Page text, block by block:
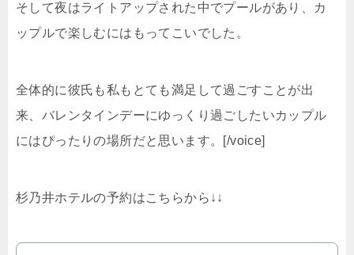
そして夜はライトアップされた中でプールがあり、カ
ップルで楽しむにはもってこいでした。
全体的に彼氏も私もとても満足して過ごすことが出
来、バレンタインデーにゆっくり過ごしたいカップル
にはぴったりの場所だと思います。[/voice]
杉乃井ホテルの予約はこちらから↓↓